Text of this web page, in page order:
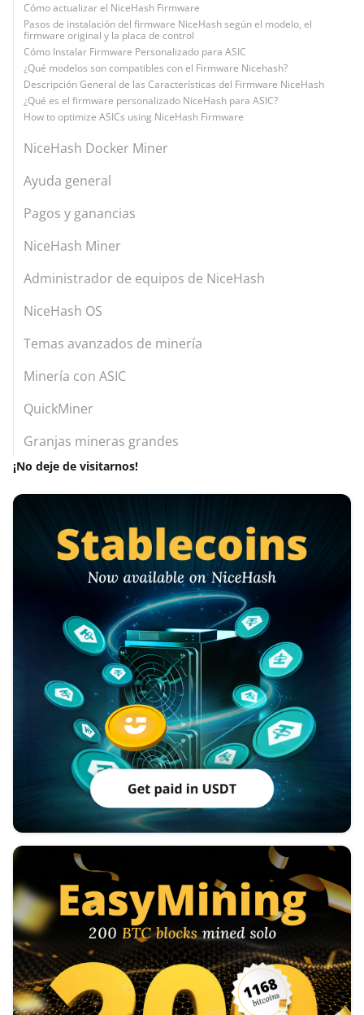
Cómo actualizar el NiceHash Firmware
Pasos de instalación del firmware NiceHash según el modelo, el
firmware original y la placa de control
Cómo Instalar Firmware Personalizado para ASIC
¿Qué modelos son compatibles con el Firmware Nicehash?
Descripción General de las Características del Firmware NiceHash
¿Qué es el firmware personalizado NiceHash para ASIC?
How to optimize ASICs using NiceHash Firmware
NiceHash Docker Miner
Ayuda general
Pagos y ganancias
NiceHash Miner
Administrador de equipos de NiceHash
NiceHash OS
Temas avanzados de minería
Minería con ASIC
QuickMiner
Granjas mineras grandes
¡No deje de visitarnos!